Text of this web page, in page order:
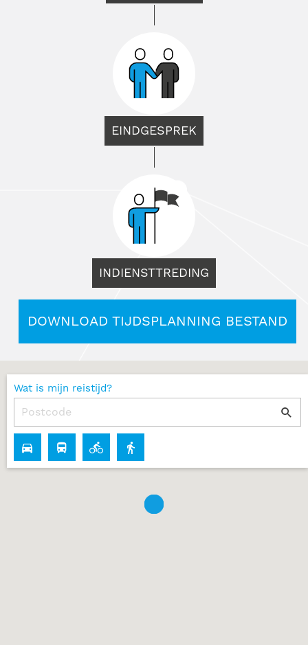
EINDGESPREK
INDIENSTTREDING
DOWNLOAD TIJDSPLANNING BESTAND
Wat is mijn reistijd?